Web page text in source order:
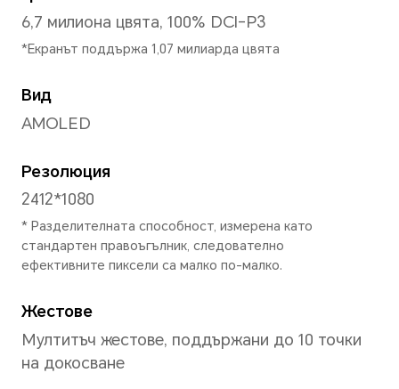
Височина
Прибл. 166 гр (включително
*Размерът, теглото на продукта
производствен процес и методи